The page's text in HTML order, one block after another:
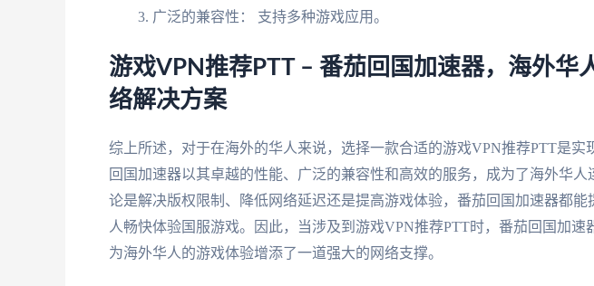
广泛的兼容性： 支持多种游戏应用。
游戏VPN推荐PTT – 番茄回国加速器，海外华
络解决方案
综上所述，对于在海外的华人来说，选择一款合适的游戏VPN推荐PTT是实
回国加速器以其卓越的性能、广泛的兼容性和高效的服务，成为了海外华
论是解决版权限制、降低网络延迟还是提高游戏体验，番茄回国加速器都
人畅快体验国服游戏。因此，当涉及到游戏VPN推荐PTT时，番茄回国加速
为海外华人的游戏体验增添了一道强大的网络支撑。